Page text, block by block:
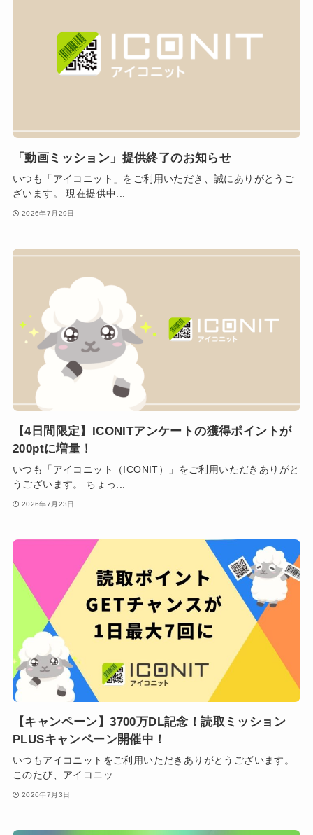
「動画ミッション」提供終了のお知らせ
いつも「アイコニット」をご利用いただき、誠にありがとうご
ざいます。 現在提供中...
2026年7月29日
【4日間限定】ICONITアンケートの獲得ポイントが
200ptに増量！
いつも「アイコニット（ICONIT）」をご利用いただきありがと
うございます。 ちょっ...
2026年7月23日
【キャンペーン】3700万DL記念！読取ミッション
PLUSキャンペーン開催中！
いつもアイコニットをご利用いただきありがとうございます。
このたび、アイコニッ...
2026年7月3日